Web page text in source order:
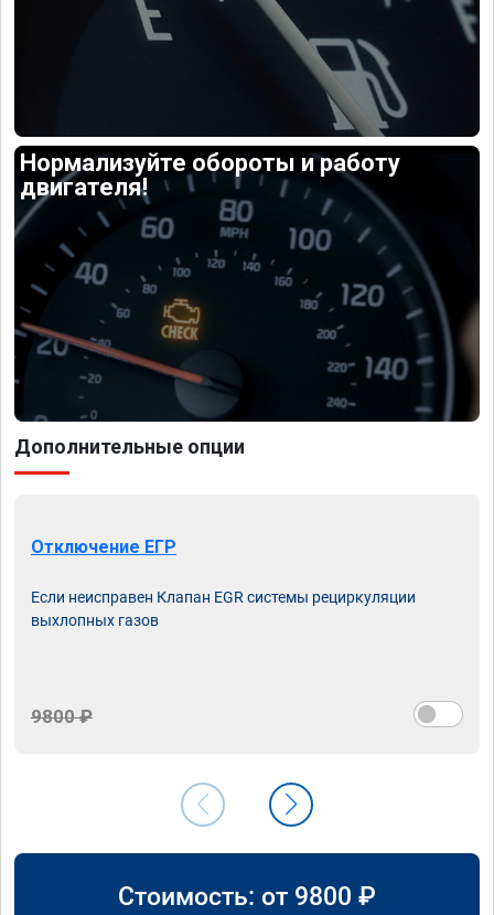
Нормализуйте обороты и работу
двигателя!
Дополнительные опции
Отключение ЕГР
Если неисправен Клапан EGR системы рециркуляции
выхлопных газов
9800 ₽
Стоимость: от 9800 ₽